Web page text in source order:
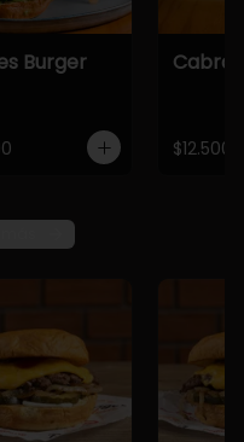
Burger Cabra
$12.500